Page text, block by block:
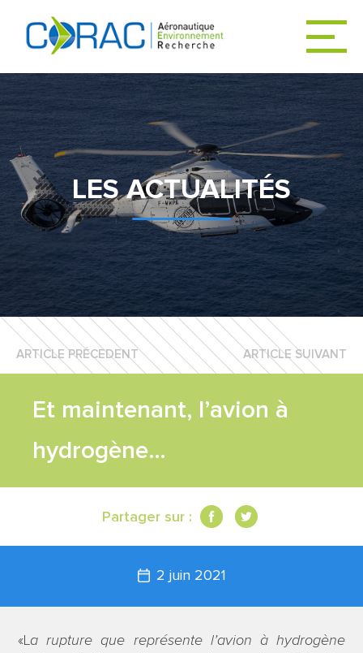
ACCUEIL
ACTUALITÉS
LE CORAC
DÉCARBONER
L’AVIATION
FEUILLE DE
LES ACTUALITÉS
ARTICLE PRÉCEDENT ARTICLE SUIVANT
Et maintenant, l’avion à
hydrogène…
Partager sur :
2 juin 2021
«La rupture que représente l’avion à hydrogène